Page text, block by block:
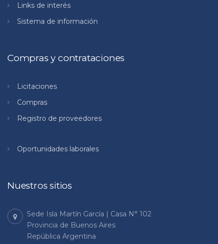
Links de interés
Sistema de información
Compras y contrataciones
Licitaciones
Compras
Registro de proveedores
Oportunidades laborales
Nuestros sitios
Sede Isla Martín García | Casa N° 102
Provincia de Buenos Aires
República Argentina